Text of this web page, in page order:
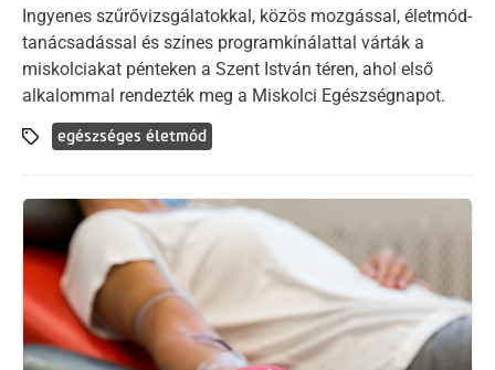
Ingyenes szűrővizsgálatokkal, közös mozgással, életmód-
tanácsadással és színes programkínálattal várták a
miskolciakat pénteken a Szent István téren, ahol első
alkalommal rendezték meg a Miskolci Egészségnapot.
egészséges életmód